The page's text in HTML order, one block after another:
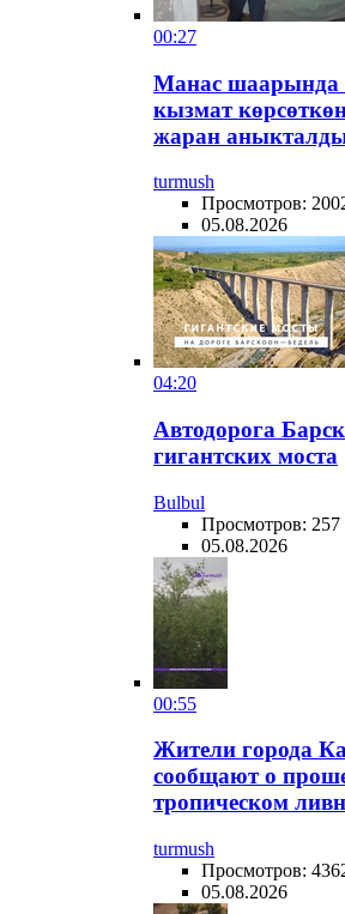
00:27
Манас шаарында
кызмат
жаран
turmush
Просмотров:
05.08.2026
04:20
Автодорога
гигантских моста
Bulbul
Просмотров: 257
05.08.2026
00:55
Жители города
сообщают о
тропическом
turmush
Просмотров:
05.08.2026